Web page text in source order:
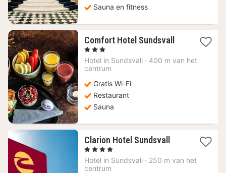
Sauna en fitness
Comfort Hotel Sundsvall 1
vanaf
, 3 Sterren
Hotel in Sundsvall · 400 m van het
centrum
Gratis Wi-Fi
Restaurant
Sauna
Clarion Hotel Sundsvall 1
vanaf
, 4 Sterren
Hotel in Sundsvall · 250 m van het
centrum